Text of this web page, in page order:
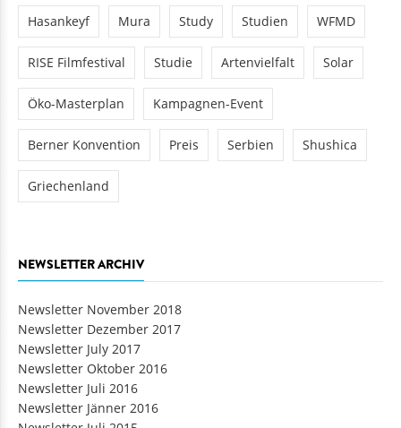
Hasankeyf Mura Study Studien WFMD
RISE Filmfestival Studie Artenvielfalt Solar
Öko-Masterplan Kampagnen-Event
Berner Konvention Preis Serbien Shushica
Griechenland
NEWSLETTER ARCHIV
Newsletter November 2018
Newsletter Dezember 2017
Newsletter July 2017
Newsletter Oktober 2016
Newsletter Juli 2016
Newsletter Jänner 2016